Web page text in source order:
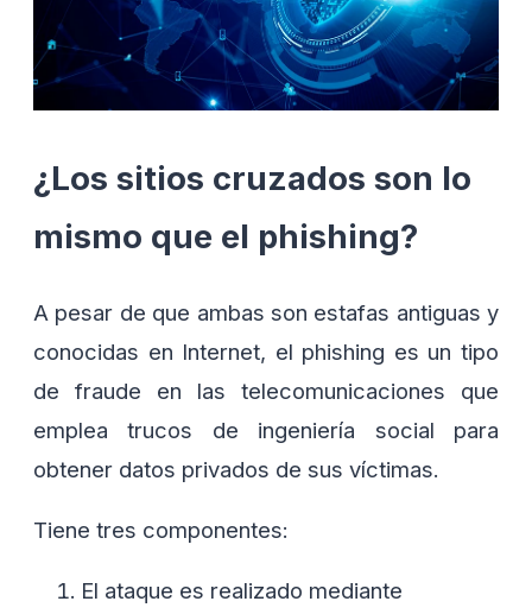
¿Los sitios cruzados son lo
mismo que el phishing?
A pesar de que ambas son estafas antiguas y
conocidas en Internet, el phishing es un tipo
de fraude en las telecomunicaciones que
emplea trucos de ingeniería social para
obtener datos privados de sus víctimas.
Tiene tres componentes:
El ataque es realizado mediante